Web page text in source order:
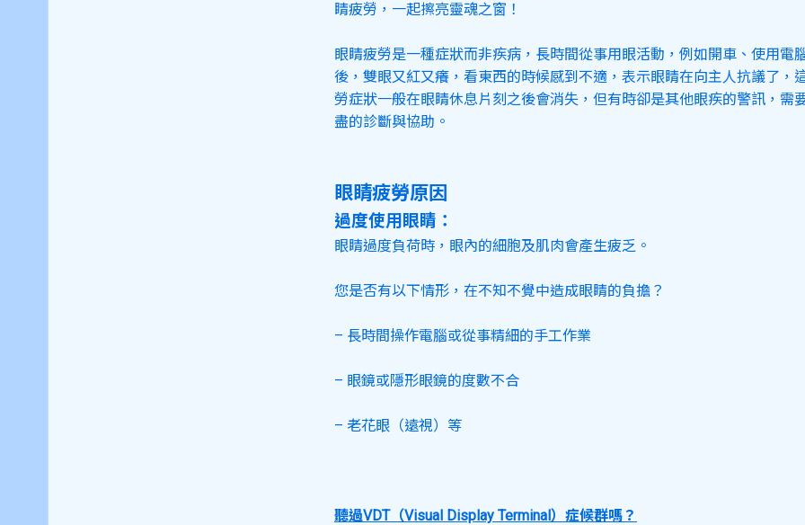
睛疲勞，一起擦亮靈魂之窗！
眼睛疲勞是一種症狀而非疾病，長時間從事用眼活動，例如開車、使用電
後，雙眼又紅又癢，看東西的時候感到不適，表示眼睛在向主人抗議了，
勞症狀一般在眼睛休息片刻之後會消失，但有時卻是其他眼疾的警訊，需
盡的診斷與協助。
眼睛疲勞原因
過度使用眼睛：
眼睛過度負荷時，眼內的細胞及肌肉會產生疲乏。
您是否有以下情形，在不知不覺中造成眼睛的負擔？
– 長時間操作電腦或從事精細的手工作業
– 眼鏡或隱形眼鏡的度數不合
– 老花眼（遠視）等
聽過VDT（Visual Display Terminal）症候群嗎？